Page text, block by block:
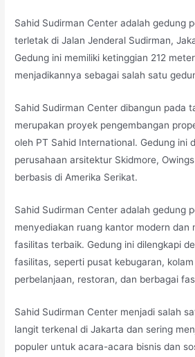
Sahid Sudirman Center adalah gedung
terletak di Jalan Jenderal Sudirman,
Gedung ini memiliki ketinggian 212
menjadikannya sebagai salah satu
Sahid Sudirman Center dibangun pada
merupakan proyek pengembangan
oleh PT Sahid International. Gedung ini
perusahaan arsitektur Skidmore,
berbasis di Amerika Serikat.
Sahid Sudirman Center adalah gedung
menyediakan ruang kantor modern dan
fasilitas terbaik. Gedung ini dilengkapi
fasilitas, seperti pusat kebugaran,
perbelanjaan, restoran, dan berbagai
Sahid Sudirman Center menjadi salah
langit terkenal di Jakarta dan sering
populer untuk acara-acara bisnis dan